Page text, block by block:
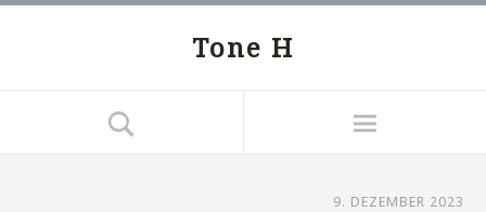
Tone H
9. DEZEMBER 2023